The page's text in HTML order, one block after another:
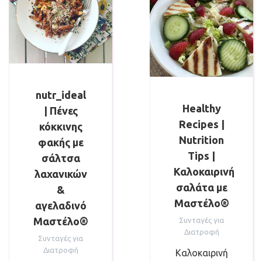
Healthy
Recipes |
Nutrition
Tips |
Καλοκαιρινή
σαλάτα με
Μαστέλο®
Συνταγές για
Διατροφή
Καλοκαιρινή
nutr_ideal
| Πένες
κόκκινης
φακής με
σάλτσα
λαχανικών
&
αγελαδινό
Μαστέλο®
Συνταγές για
Διατροφή